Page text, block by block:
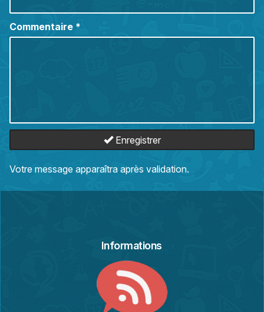
Commentaire *
Enregistrer
Votre message apparaîtra après validation.
Informations